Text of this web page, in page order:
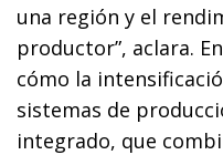
una región y el
productor”, aclara.
cómo la
sistemas de
integrado, que